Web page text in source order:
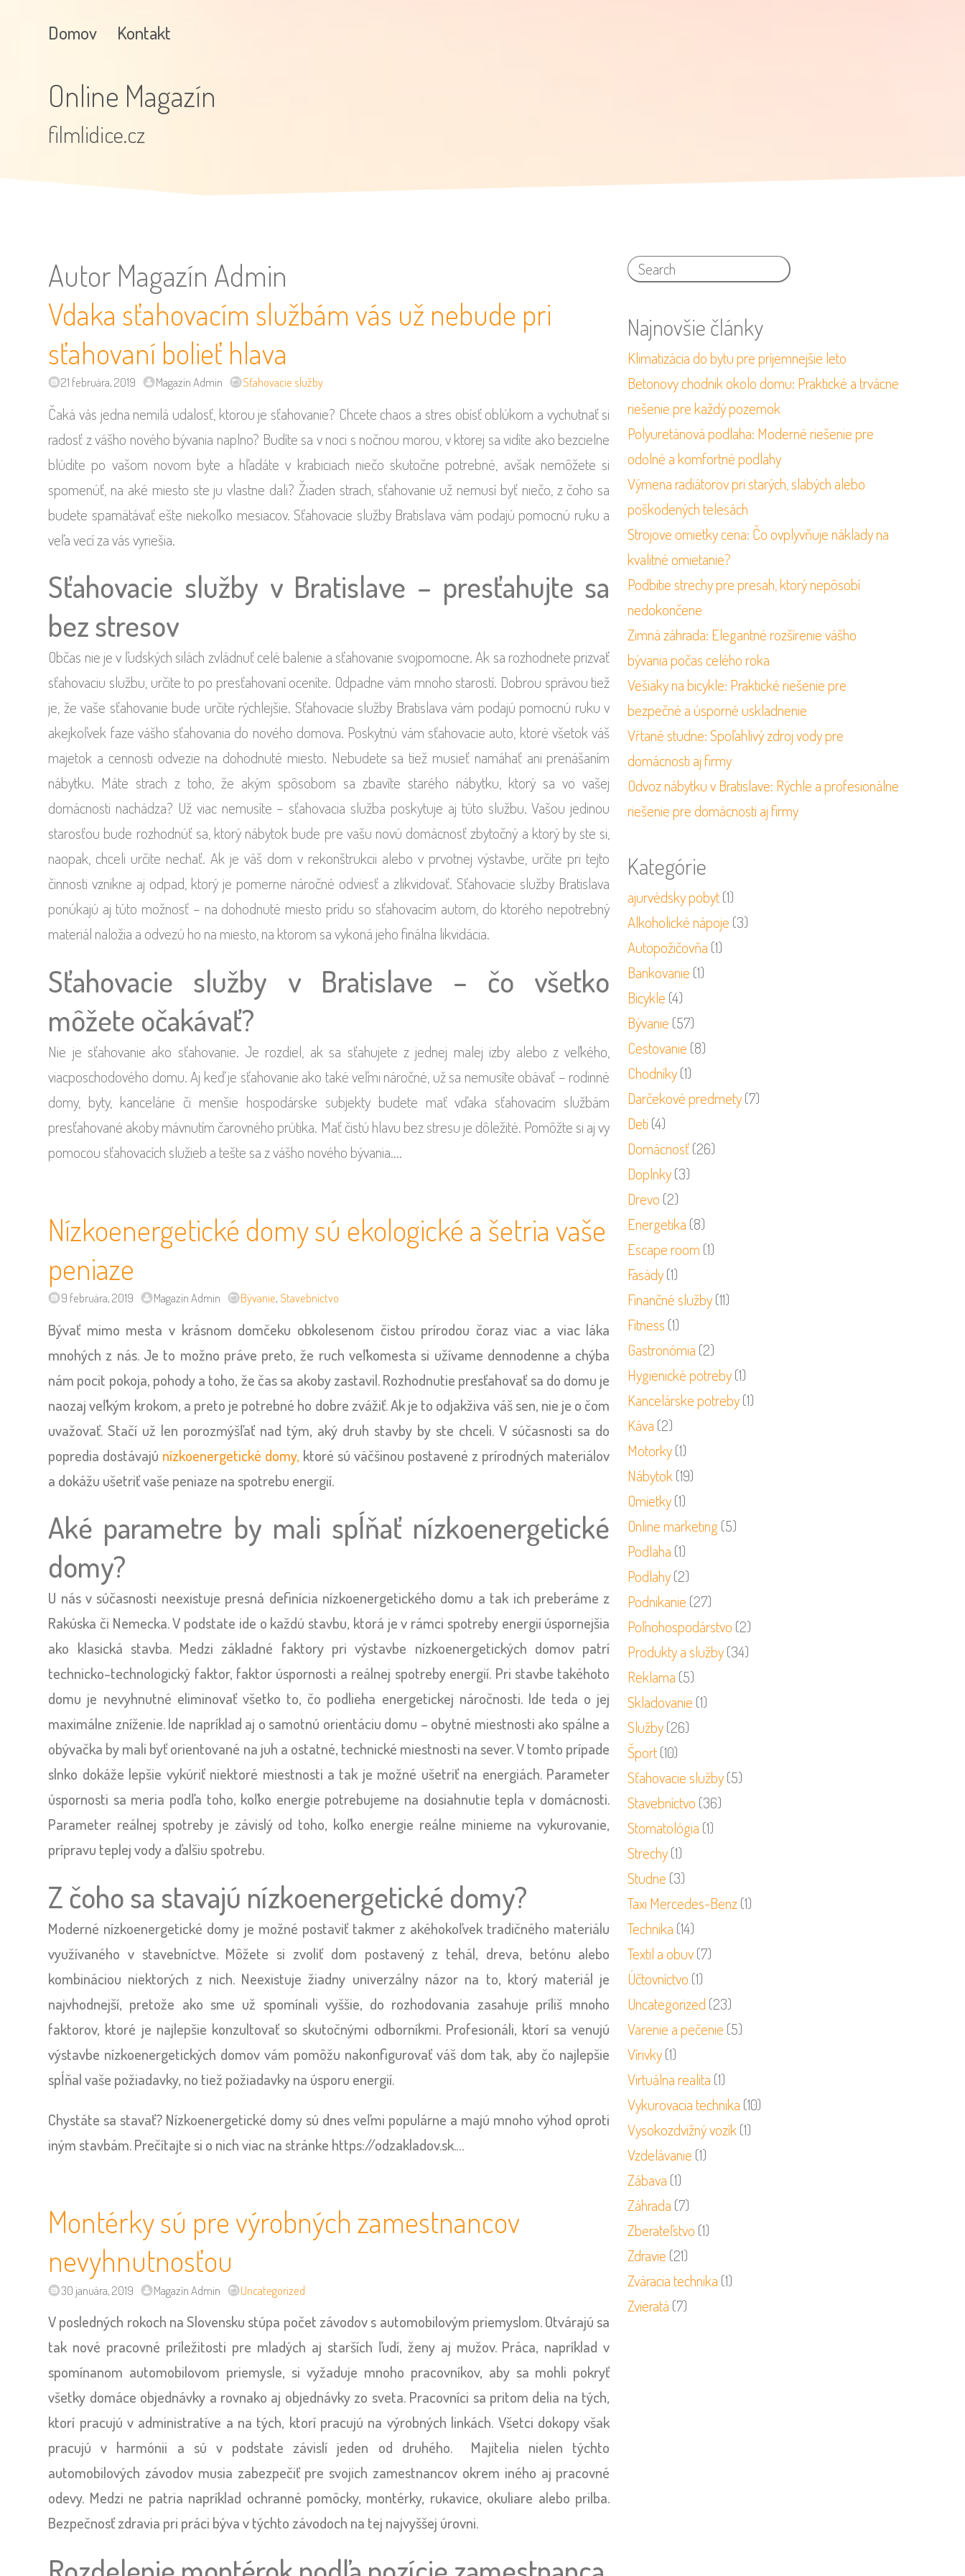
Domov Kontakt
Online Magazín
filmlidice.cz
Autor Magazín Admin
Vdaka sťahovacím službám vás už nebude pri
sťahovaní bolieť hlava
21 februára, 2019 Magazín Admin Sťahovacie služby
Čaká vás jedna nemilá udalosť, ktorou je sťahovanie? Chcete chaos a stres obísť oblúkom a vychutnať si
radosť z vášho nového bývania naplno? Budíte sa v noci s nočnou morou, v ktorej sa vidíte ako bezcielne
blúdite po vašom novom byte a hľadáte v krabiciach niečo skutočne potrebné, avšak nemôžete si
spomenúť, na aké miesto ste ju vlastne dali? Žiaden strach, sťahovanie už nemusí byť niečo, z čoho sa
budete spamätávať ešte niekoľko mesiacov. Sťahovacie služby Bratislava vám podajú pomocnú ruku a
veľa vecí za vás vyriešia.
Sťahovacie služby v Bratislave – presťahujte sa
bez stresov
Občas nie je v ľudských silách zvládnuť celé balenie a sťahovanie svojpomocne. Ak sa rozhodnete prizvať
sťahovaciu službu, určite to po presťahovaní oceníte. Odpadne vám mnoho starostí. Dobrou správou tiež
je, že vaše sťahovanie bude určite rýchlejšie. Sťahovacie služby Bratislava vám podajú pomocnú ruku v
akejkoľvek faze vášho sťahovania do nového domova. Poskytnú vám sťahovacie auto, ktoré všetok váš
majetok a cennosti odvezie na dohodnuté miesto. Nebudete sa tiež musieť namáhať ani prenášaním
nábytku. Máte strach z toho, že akým spôsobom sa zbavíte starého nábytku, ktorý sa vo vašej
domácnosti nachádza? Už viac nemusíte – sťahovacia služba poskytuje aj túto službu. Vašou jedinou
starosťou bude rozhodnúť sa, ktorý nábytok bude pre vašu novú domácnosť zbytočný a ktorý by ste si,
naopak, chceli určite nechať. Ak je váš dom v rekonštrukcii alebo v prvotnej výstavbe, určite pri tejto
činnosti vznikne aj odpad, ktorý je pomerne náročné odviesť a zlikvidovať. Sťahovacie služby Bratislava
ponúkajú aj túto možnosť – na dohodnuté miesto prídu so sťahovacím autom, do ktorého nepotrebný
materiál naložia a odvezú ho na miesto, na ktorom sa vykoná jeho finálna likvidácia.
Sťahovacie služby v Bratislave – čo všetko
môžete očakávať?
Nie je sťahovanie ako sťahovanie. Je rozdiel, ak sa sťahujete z jednej malej izby alebo z veľkého,
viacposchodového domu. Aj keď je sťahovanie ako také veľmi náročné, už sa nemusíte obávať – rodinné
domy, byty, kancelárie či menšie hospodárske subjekty budete mať vďaka sťahovacím službám
presťahované akoby mávnutím čarovného prútika. Mať čistú hlavu bez stresu je dôležité. Pomôžte si aj vy
pomocou sťahovacích služieb a tešte sa z vášho nového bývania.…
Nízkoenergetické domy sú ekologické a šetria vaše
peniaze
9 februára, 2019 Magazín Admin Bývanie, Stavebníctvo
Bývať mimo mesta v krásnom domčeku obkolesenom čistou prírodou čoraz viac a viac láka
mnohých z nás. Je to možno práve preto, že ruch veľkomesta si užívame dennodenne a chýba
nám pocit pokoja, pohody a toho, že čas sa akoby zastavil. Rozhodnutie presťahovať sa do domu je
naozaj veľkým krokom, a preto je potrebné ho dobre zvážiť. Ak je to odjakživa váš sen, nie je o čom
uvažovať. Stačí už len porozmýšľať nad tým, aký druh stavby by ste chceli. V súčasnosti sa do
popredia dostávajú nízkoenergetické domy, ktoré sú väčšinou postavené z prírodných materiálov
a dokážu ušetriť vaše peniaze na spotrebu energií.
Aké parametre by mali spĺňať nízkoenergetické
domy?
U nás v súčasnosti neexistuje presná definícia nízkoenergetického domu a tak ich preberáme z
Rakúska či Nemecka. V podstate ide o každú stavbu, ktorá je v rámci spotreby energií úspornejšia
ako klasická stavba. Medzi základné faktory pri výstavbe nízkoenergetických domov patrí
technicko-technologický faktor, faktor úspornosti a reálnej spotreby energií. Pri stavbe takéhoto
domu je nevyhnutné eliminovať všetko to, čo podlieha energetickej náročnosti. Ide teda o jej
maximálne zníženie. Ide napríklad aj o samotnú orientáciu domu – obytné miestnosti ako spálne a
obývačka by mali byť orientované na juh a ostatné, technické miestnosti na sever. V tomto prípade
slnko dokáže lepšie vykúriť niektoré miestnosti a tak je možné ušetriť na energiách. Parameter
úspornosti sa meria podľa toho, koľko energie potrebujeme na dosiahnutie tepla v domácnosti.
Parameter reálnej spotreby je závislý od toho, koľko energie reálne minieme na vykurovanie,
prípravu teplej vody a ďalšiu spotrebu.
Z čoho sa stavajú nízkoenergetické domy?
Moderné nízkoenergetické domy je možné postaviť takmer z akéhokoľvek tradičného materiálu
využívaného v stavebníctve. Môžete si zvoliť dom postavený z tehál, dreva, betónu alebo
kombináciou niektorých z nich. Neexistuje žiadny univerzálny názor na to, ktorý materiál je
najvhodnejší, pretože ako sme už spomínali vyššie, do rozhodovania zasahuje príliš mnoho
faktorov, ktoré je najlepšie konzultovať so skutočnými odborníkmi. Profesionáli, ktorí sa venujú
výstavbe nízkoenergetických domov vám pomôžu nakonfigurovať váš dom tak, aby čo najlepšie
spĺňal vaše požiadavky, no tiež požiadavky na úsporu energií.
Chystáte sa stavať? Nízkoenergetické domy sú dnes veľmi populárne a majú mnoho výhod oproti
iným stavbám. Prečítajte si o nich viac na stránke https://odzakladov.sk.…
Montérky sú pre výrobných zamestnancov
nevyhnutnosťou
30 januára, 2019 Magazín Admin Uncategorized
V posledných rokoch na Slovensku stúpa počet závodov s automobilovým priemyslom. Otvárajú sa
tak nové pracovné príležitosti pre mladých aj starších ľudí, ženy aj mužov. Práca, napríklad v
spomínanom automobilovom priemysle, si vyžaduje mnoho pracovníkov, aby sa mohli pokryť
všetky domáce objednávky a rovnako aj objednávky zo sveta. Pracovníci sa pritom delia na tých,
ktorí pracujú v administratíve a na tých, ktorí pracujú na výrobných linkách. Všetci dokopy však
pracujú v harmónii a sú v podstate závislí jeden od druhého. Majitelia nielen týchto
automobilových závodov musia zabezpečiť pre svojich zamestnancov okrem iného aj pracovné
odevy. Medzi ne patria napríklad ochranné pomôcky, montérky, rukavice, okuliare alebo prilba.
Bezpečnosť zdravia pri práci býva v týchto závodoch na tej najvyššej úrovni.
Najnovšie články
Klimatizácia do bytu pre príjemnejšie leto
Betonovy chodnik okolo domu: Praktické a trvácne
riešenie pre každý pozemok
Polyuretánová podlaha: Moderné riešenie pre
odolné a komfortné podlahy
Výmena radiátorov pri starých, slabých alebo
poškodených telesách
Strojove omietky cena: Čo ovplyvňuje náklady na
kvalitné omietanie?
Podbitie strechy pre presah, ktorý nepôsobí
nedokončene
Zimná záhrada: Elegantné rozšírenie vášho
bývania počas celého roka
Vešiaky na bicykle: Praktické riešenie pre
bezpečné a úsporné uskladnenie
Vŕtané studne: Spoľahlivý zdroj vody pre
domácnosti aj firmy
Odvoz nábytku v Bratislave: Rýchle a profesionálne
riešenie pre domácnosti aj firmy
Kategórie
ajurvédsky pobyt(1)
Alkoholické nápoje (3)
Autopožičovňa (1)
Bankovanie (1)
Bicykle (4)
Bývanie (57)
Cestovanie (8)
Chodníky(1)
Darčekové predmety(7)
Deti (4)
Domácnosť(26)
Doplnky(3)
Drevo (2)
Energetika (8)
Escape room (1)
Fasády(1)
Finančné služby(11)
Fitness (1)
Gastronómia (2)
Hygienické potreby(1)
Kancelárske potreby(1)
Káva (2)
Motorky(1)
Nábytok (19)
Omietky(1)
Online marketing (5)
Podlaha (1)
Podlahy(2)
Podnikanie (27)
Poľnohospodárstvo (2)
Produkty a služby(34)
Reklama (5)
Skladovanie (1)
Služby(26)
Šport(10)
Sťahovacie služby(5)
Stavebníctvo (36)
Stomatológia (1)
Strechy(1)
Studne (3)
Taxi Mercedes-Benz(1)
Technika (14)
Textil a obuv(7)
Účtovníctvo (1)
Uncategorized (23)
Varenie a pečenie (5)
Vírivky(1)
Virtuálna realita (1)
Vykurovacia technika (10)
Vysokozdvižný vozík (1)
Vzdelávanie (1)
Zábava (1)
Záhrada (7)
Zberateľstvo (1)
Zdravie (21)
Zváracia technika (1)
Zvieratá (7)